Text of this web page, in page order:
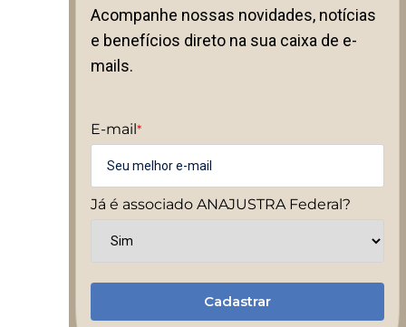
Acompanhe nossas novidades, notícias
e benefícios direto na sua caixa de e-
mails.
E-mail *
Já é associado ANAJUSTRA Federal?
Cadastrar